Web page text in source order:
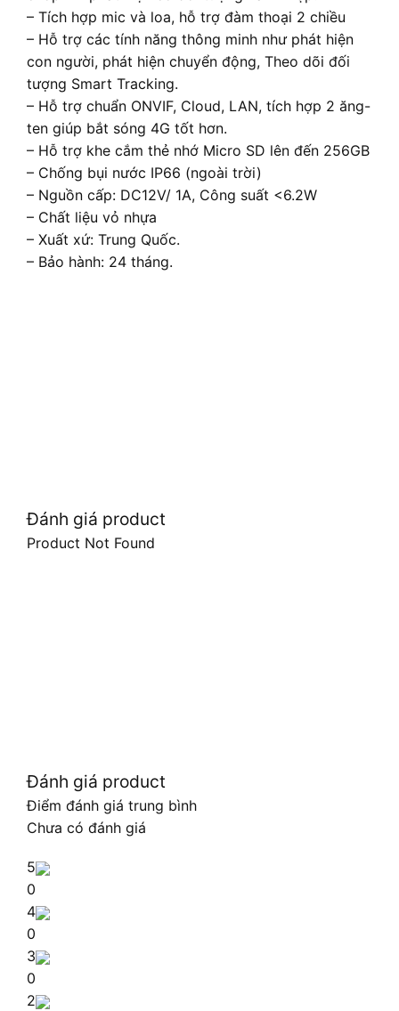
– Tích hợp mic và loa, hỗ trợ đàm thoại 2 chiều
– Hỗ trợ các tính năng thông minh như phát hiện
con người, phát hiện chuyển động, Theo dõi đối
tượng Smart Tracking.
– Hỗ trợ chuẩn ONVIF, Cloud, LAN, tích hợp 2 ăng-
ten giúp bắt sóng 4G tốt hơn.
– Hỗ trợ khe cắm thẻ nhớ Micro SD lên đến 256GB
– Chống bụi nước IP66 (ngoài trời)
– Nguồn cấp: DC12V/ 1A, Công suất <6.2W
– Chất liệu vỏ nhựa
– Xuất xứ: Trung Quốc.
– Bảo hành: 24 tháng.
Đánh giá product
Product Not Found
Đánh giá product
Điểm đánh giá trung bình
Chưa có đánh giá
5
0
4
0
3
0
2